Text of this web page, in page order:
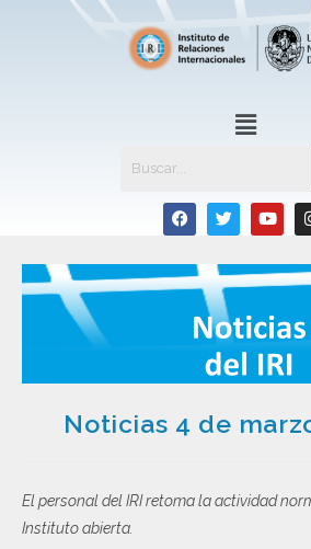
Noticias 4 de
El personal del IRI retoma la actividad
Instituto abierta.